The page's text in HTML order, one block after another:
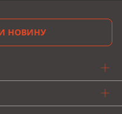
НОВИНУ